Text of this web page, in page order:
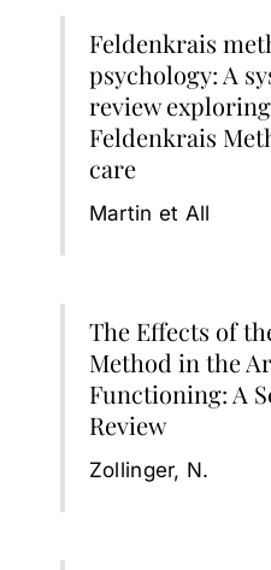
Feldenkrais
psychology: A
review
Feldenkrais
care
Martin et All
The Effects of
Method in the
Functioning: A
Review
Zollinger, N.